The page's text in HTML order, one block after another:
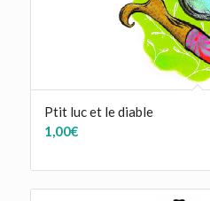
Ptit luc et le diable
1,00€